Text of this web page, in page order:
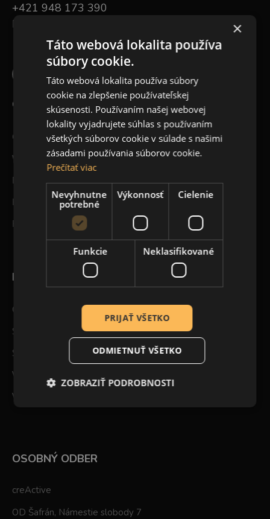
+421 948 173 390
INFO@CREACTIVE.SK
CREACTIVE
O nás
Workshopy
Blog
Kontakt
Registrácia
PRE ZÁKAZNÍKOV
Obchodné podmienky
Spôsoby doručenia tovaru
Spôsob platby a fakturácie
Vernostné zľavy
Veľkoobchod
OSOBNÝ ODBER
creActive
OD Šafrán, Námestie slobody 7
×
Táto webová lokalita používa
súbory cookie.
Táto webová lokalita používa súbory
cookie na zlepšenie používateľskej
skúsenosti. Používaním našej webovej
lokality vyjadrujete súhlas s používaním
všetkých súborov cookie v súlade s našimi
zásadami používania súborov cookie.
Prečítať viac
Nevyhnutne
potrebné
Výkonnosť Cielenie
Funkcie Neklasifikované
PRIJAŤ VŠETKO
ODMIETNUŤ VŠETKO
ZOBRAZIŤ PODROBNOSTI